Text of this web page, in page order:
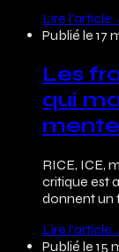
Lire l’article
Publié le 17
Les
qui
RICE, ICE,
critique est
donnent un
Lire l’article
Publié le 15